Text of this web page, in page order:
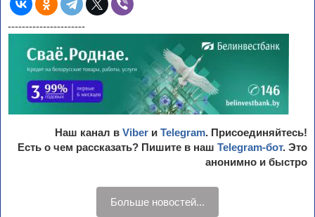
----------------------
Наш канал в Viber и Telegram. Присоединяйтесь!
Есть о чем рассказать? Пишите в наш Telegram-бот. Это
анонимно и быстро
Больше новостей...